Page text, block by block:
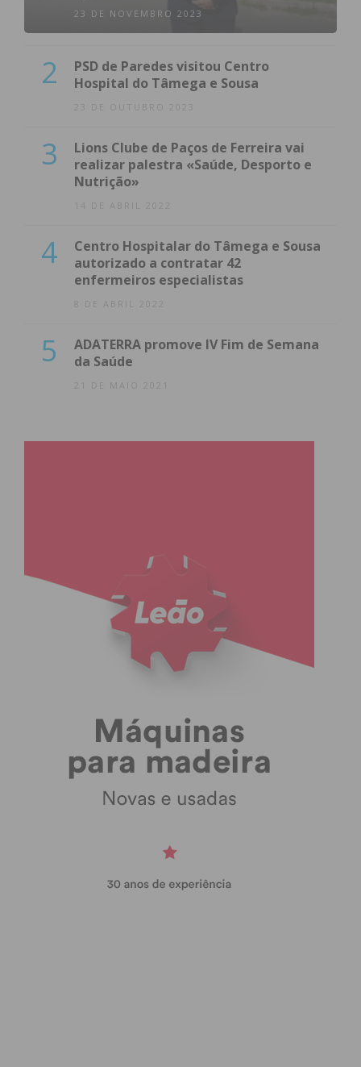
23 DE NOVEMBRO 2023
2
PSD de Paredes visitou Centro
Hospital do Tâmega e Sousa
23 DE OUTUBRO 2023
3
Lions Clube de Paços de Ferreira vai
realizar palestra «Saúde, Desporto e
Nutrição»
14 DE ABRIL 2022
4
Centro Hospitalar do Tâmega e Sousa
autorizado a contratar 42
enfermeiros especialistas
8 DE ABRIL 2022
5
ADATERRA promove IV Fim de Semana
da Saúde
21 DE MAIO 2021